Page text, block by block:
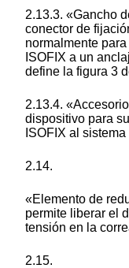
2.13.3. «Gancho
conector de
normalmente
ISOFIX a un
define la figura 3
2.13.4.
dispositivo para
ISOFIX al
2.14.
«Elemento de
permite liberar el
tensión en la
2.15.